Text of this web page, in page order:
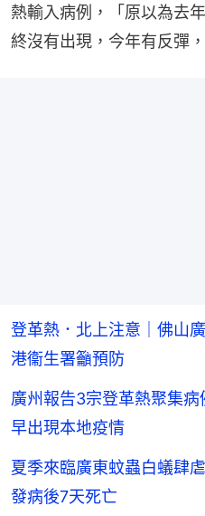
熱輸入病例，「原以為去
終沒有出現，今年有反彈
登革熱．北上注意｜佛山
港衞生署籲預防
廣州報告3宗登革熱聚集
早出現本地疫情
夏季來臨廣東蚊蟲白蟻肆
發病後7天死亡